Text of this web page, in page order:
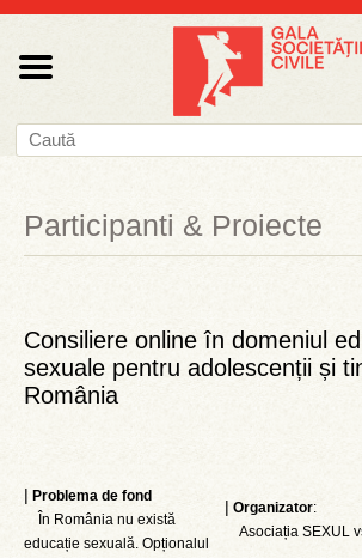
Participanti & Proiecte
Consiliere online în domeniul
sexuale pentru adolescenții și
România
| Organizator:
Asociația SEXUL
| Problema de fond
În România nu există
educație sexuală. Opționalul